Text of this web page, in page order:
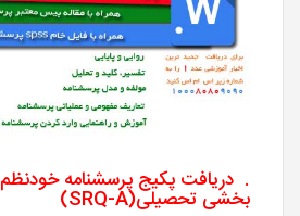
. دریافت پکیج پرسشنامه خودنظم
بخشی تحصیلی(SRQ-A)